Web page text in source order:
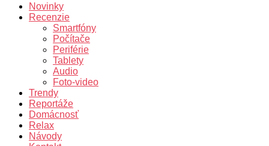
Novinky
Recenzie
Smartfóny
Počítače
Periférie
Tablety
Audio
Foto-video
Trendy
Reportáže
Domácnosť
Relax
Návody